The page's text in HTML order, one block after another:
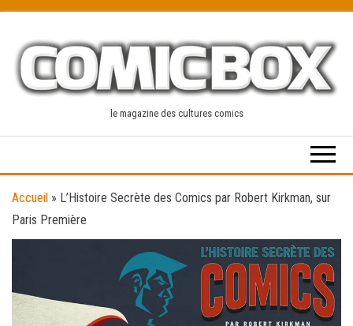
content
le magazine des cultures comics
Accueil » L’Histoire Secrète des Comics par Robert Kirkman, sur
Paris Première